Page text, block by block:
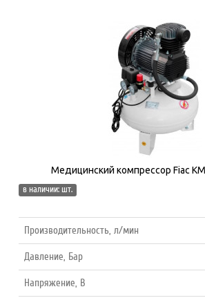
Медицинский компрессор Fiac
в наличии: шт.
Производительность, л/мин
Давление, Бар
Напряжение, В